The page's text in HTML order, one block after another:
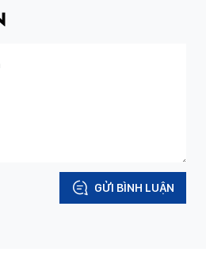
GỬI BÌNH LUẬN